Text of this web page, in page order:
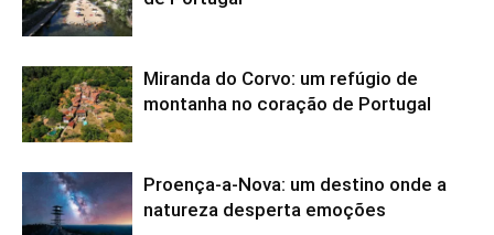
Miranda do Corvo: um refúgio de
montanha no coração de Portugal
Proença-a-Nova: um destino onde a
natureza desperta emoções